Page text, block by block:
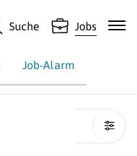
Suche Jobs
Job-Alarm